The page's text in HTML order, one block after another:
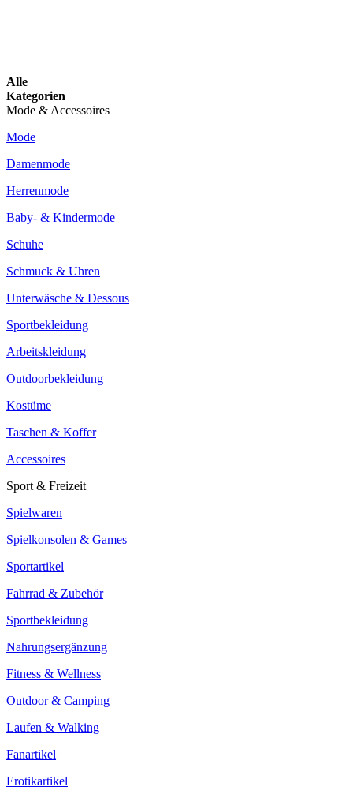
Alle
Kategorien
Mode & Accessoires
Mode
Damenmode
Herrenmode
Baby- & Kindermode
Schuhe
Schmuck & Uhren
Unterwäsche & Dessous
Sportbekleidung
Arbeitskleidung
Outdoorbekleidung
Kostüme
Taschen & Koffer
Accessoires
Sport & Freizeit
Spielwaren
Spielkonsolen & Games
Sportartikel
Fahrrad & Zubehör
Sportbekleidung
Nahrungsergänzung
Fitness & Wellness
Outdoor & Camping
Laufen & Walking
Fanartikel
Erotikartikel